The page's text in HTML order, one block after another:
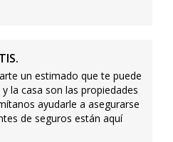
un estimado que te puede
la casa son las propiedades
ayudarle a asegurarse
de seguros están aquí